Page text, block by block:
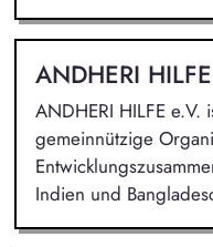
ANDHERI
ANDHERI HILFE
gemeinnützige
Indien und